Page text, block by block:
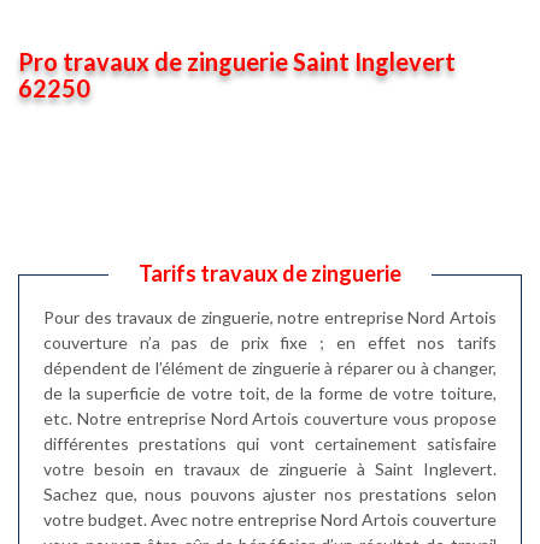
Pro travaux de zinguerie Saint Inglevert
62250
Tarifs travaux de zinguerie
Pour des travaux de zinguerie, notre entreprise Nord Artois
couverture n’a pas de prix fixe ; en effet nos tarifs
dépendent de l’élément de zinguerie à réparer ou à changer,
de la superficie de votre toit, de la forme de votre toiture,
etc. Notre entreprise Nord Artois couverture vous propose
différentes prestations qui vont certainement satisfaire
votre besoin en travaux de zinguerie à Saint Inglevert.
Sachez que, nous pouvons ajuster nos prestations selon
votre budget. Avec notre entreprise Nord Artois couverture